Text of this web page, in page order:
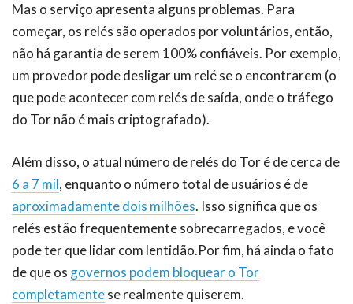
Mas o serviço apresenta alguns problemas. Para
começar, os relés são operados por voluntários, então,
não há garantia de serem 100% confiáveis. Por exemplo,
um provedor pode desligar um relé se o encontrarem (o
que pode acontecer com relés de saída, onde o tráfego
do Tor não é mais criptografado).
Além disso, o atual número de relés do Tor é de cerca de
6 a 7 mil, enquanto o número total de usuários é de
aproximadamente dois milhões. Isso significa que os
relés estão frequentemente sobrecarregados, e você
pode ter que lidar com lentidão.Por fim, há ainda o fato
de que os governos podem bloquear o Tor
completamentese realmente quiserem.